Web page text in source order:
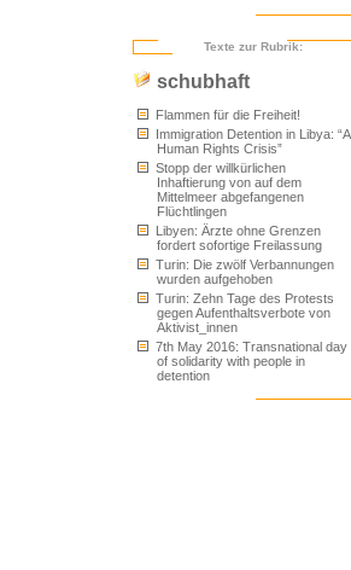
Texte zur Rubrik:
schubhaft
Flammen für die Freiheit!
Immigration Detention in Libya: “A
Human Rights Crisis”
Stopp der willkürlichen
Inhaftierung von auf dem
Mittelmeer abgefangenen
Flüchtlingen
Libyen: Ärzte ohne Grenzen
fordert sofortige Freilassung
Turin: Die zwölf Verbannungen
wurden aufgehoben
Turin: Zehn Tage des Protests
gegen Aufenthaltsverbote von
Aktivist_innen
7th May 2016: Transnational day
of solidarity with people in
detention